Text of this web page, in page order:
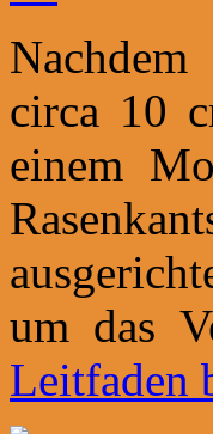
circa 10
einem
um das
Leitfaden